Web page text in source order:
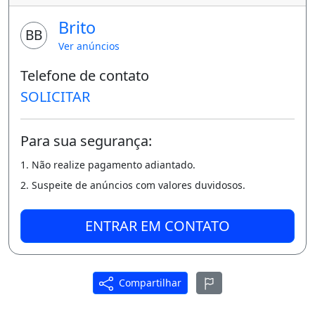
BB Brito
Ver anúncios
Telefone de contato
SOLICITAR
Para sua segurança:
1. Não realize pagamento adiantado.
2. Suspeite de anúncios com valores duvidosos.
ENTRAR EM CONTATO
Compartilhar